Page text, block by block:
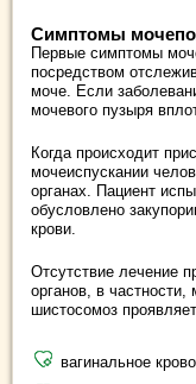
Симптомы
Первые симптомы
посредством
моче. Если
мочевого пузыря
Когда происходит
мочеиспускании
органах. Пациент
обусловлено
крови.
Отсутствие лечение
органов, в
шистосомоз
вагинальное